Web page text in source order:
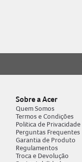
Sobre a Acer
Quem Somos
Termos e Condições
Politica de Privacidade
Perguntas Frequentes
Garantia de Produto
Regulamentos
Troca e Devolução